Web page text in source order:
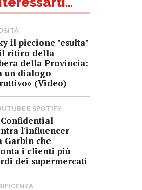
il piccione "esulta"
ritiro della
della Provincia:
un dialogo
(Video)
E SPOTIFY
l'influencer
Garbin che
i clienti più
dei supermercati